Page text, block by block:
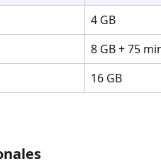
4 GB
8 GB + 75
16 GB